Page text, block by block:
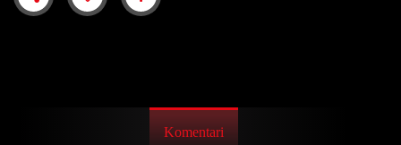
Komentari